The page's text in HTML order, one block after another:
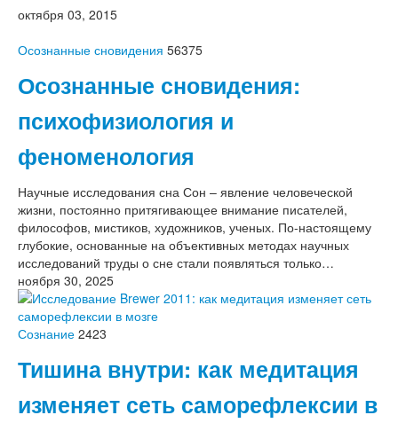
октября 03, 2015
Осознанные сновидения 56375
Осознанные сновидения:
психофизиология и
феноменология
Научные исследования сна Сон – явление человеческой
жизни, постоянно притягивающее внимание писателей,
философов, мистиков, художников, ученых. По-настоящему
глубокие, основанные на объективных методах научных
исследований труды о сне стали появляться только…
ноября 30, 2025
Сознание 2423
Тишина внутри: как медитация
изменяет сеть саморефлексии в